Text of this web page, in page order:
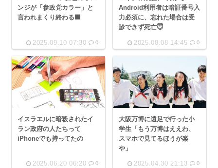
ンジが「参政党カラー」と
言われまくり終わる🟧
2025.09.10 07:30 0
Android利用者は暗証番号入
力必須に、忘れた場合は受
診できず死亡😇
2025.08.08 14:45 0
イスラエルに暗殺されたイ
ラン政府の人たちって
iPhoneでも持ってたの
2025.06.20 06:20 0
大阪万博に遠足で行った小
学生「もう万博はええわ、
スマホで見てるほうが楽
や」
2025.04.30 21:13 0